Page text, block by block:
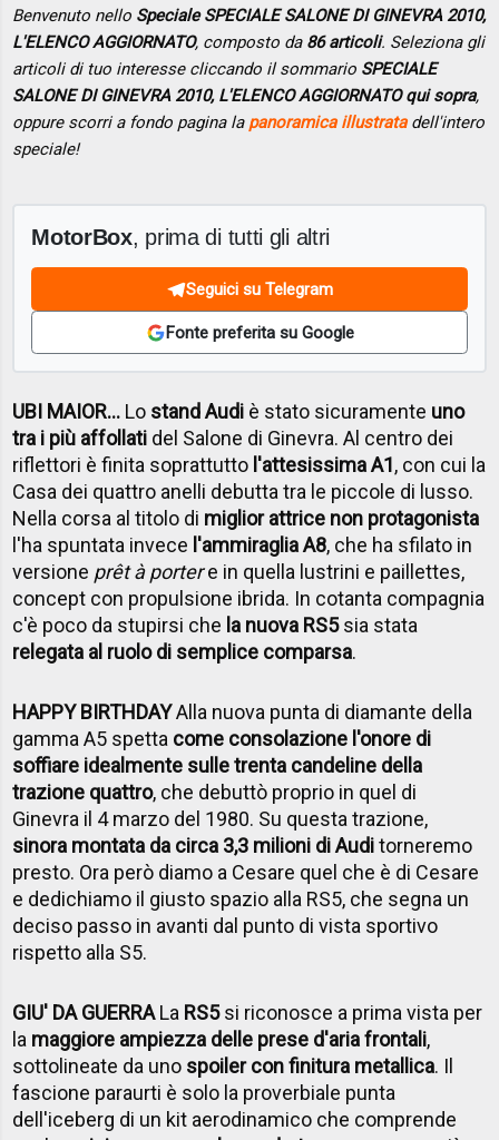
Benvenuto nello Speciale SPECIALE SALONE DI GINEVRA 2010,
L'ELENCO AGGIORNATO, composto da 86 articoli. Seleziona gli
articoli di tuo interesse cliccando il sommario SPECIALE
SALONE DI GINEVRA 2010, L'ELENCO AGGIORNATO qui sopra,
oppure scorri a fondo pagina la panoramica illustratadell'intero
speciale!
MotorBox, prima di tutti gli altri
Seguici su Telegram
Fonte preferita su Google
UBI MAIOR… Lo stand Audi è stato sicuramente uno
tra i più affollati del Salone di Ginevra. Al centro dei
riflettori è finita soprattutto l'attesissima A1, con cui la
Casa dei quattro anelli debutta tra le piccole di lusso.
Nella corsa al titolo di miglior attrice non protagonista
l'ha spuntata invece l'ammiraglia A8, che ha sfilato in
versione prêt à portere in quella lustrini e paillettes,
concept con propulsione ibrida. In cotanta compagnia
c'è poco da stupirsi che la nuova RS5sia stata
relegata al ruolo di semplice comparsa.
HAPPY BIRTHDAYAlla nuova punta di diamante della
gamma A5 spetta come consolazione l'onore di
soffiare idealmente sulle trenta candeline della
trazione quattro, che debuttò proprio in quel di
Ginevra il 4 marzo del 1980. Su questa trazione,
sinora montata da circa 3,3 milioni di Auditorneremo
presto. Ora però diamo a Cesare quel che è di Cesare
e dedichiamo il giusto spazio alla RS5, che segna un
deciso passo in avanti dal punto di vista sportivo
rispetto alla S5.
GIU' DA GUERRALa RS5si riconosce a prima vista per
la maggiore ampiezza delle prese d'aria frontali,
sottolineate da uno spoiler con finitura metallica. Il
fascione paraurti è solo la proverbiale punta
dell'iceberg di un kit aerodinamico che comprende